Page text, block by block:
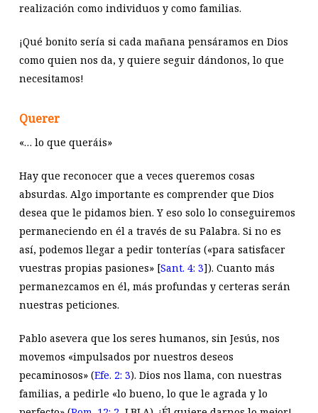
realización como individuos y como familias.
¡Qué bonito sería si cada mañana pensáramos en Dios
como quien nos da, y quiere seguir dándonos, lo que
necesitamos!
Querer
«… lo que queráis»
Hay que reconocer que a veces queremos cosas
absurdas. Algo importante es comprender que Dios
desea que le pidamos bien. Y eso solo lo conseguiremos
permaneciendo en él a través de su Palabra. Si no es
así, podemos llegar a pedir tonterías («para satisfacer
vuestras propias pasiones» [Sant. 4: 3]). Cuanto más
permanezcamos en él, más profundas y certeras serán
nuestras peticiones.
Pablo asevera que los seres humanos, sin Jesús, nos
movemos «impulsados por nuestros deseos
pecaminosos» (Efe. 2: 3). Dios nos llama, con nuestras
familias, a pedirle «lo bueno, lo que le agrada y lo